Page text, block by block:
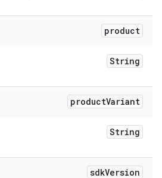
product
String
productVariant
String
sdkVersion